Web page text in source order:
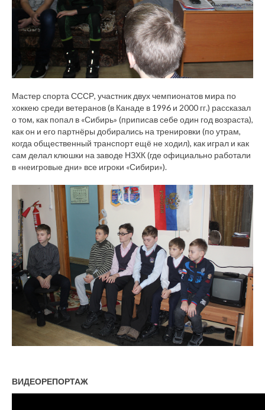
Мастер спорта СССР, участник двух чемпионатов мира по
хоккею среди ветеранов (в Канаде в 1996 и 2000 гг.) рассказал
о том, как попал в «Сибирь» (приписав себе один год возраста),
как он и его партнёры добирались на тренировки (по утрам,
когда общественный транспорт ещё не ходил), как играл и как
сам делал клюшки на заводе НЗХК (где официально работали
в «неигровые дни» все игроки «Сибири»).
ВИДЕОРЕПОРТАЖ